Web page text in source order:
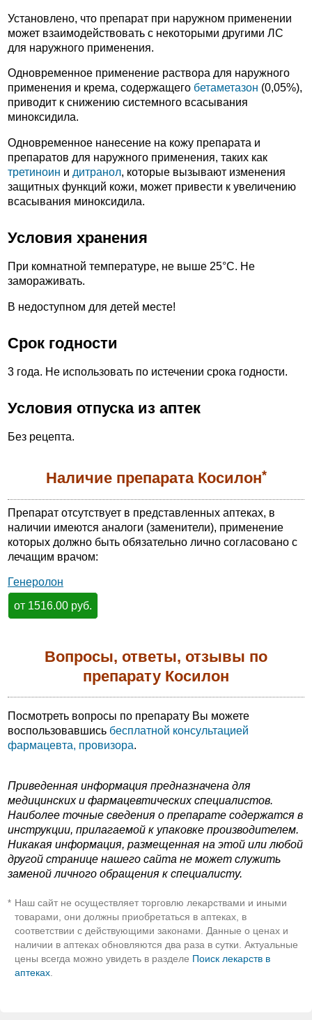
Установлено, что препарат при наружном применении
может взаимодействовать с некоторыми другими ЛС
для наружного применения.
Одновременное применение раствора для наружного
применения и крема, содержащего бетаметазон (0,05%),
приводит к снижению системного всасывания
миноксидила.
Одновременное нанесение на кожу препарата и
препаратов для наружного применения, таких как
третиноин и дитранол, которые вызывают изменения
защитных функций кожи, может привести к увеличению
всасывания миноксидила.
Условия хранения
При комнатной температуре, не выше 25°С. Не
замораживать.
В недоступном для детей месте!
Срок годности
3 года. Не использовать по истечении срока годности.
Условия отпуска из аптек
Без рецепта.
Наличие препарата Косилон*
Препарат отсутствует в представленных аптеках, в
наличии имеются аналоги (заменители), применение
которых должно быть обязательно лично согласовано с
лечащим врачом:
Генеролон
от 1516.00 руб.
Вопросы, ответы, отзывы по
препарату Косилон
Посмотреть вопросы по препарату Вы можете
воспользовавшись бесплатной консультацией
фармацевта, провизора.
Приведенная информация предназначена для
медицинских и фармацевтических специалистов.
Наиболее точные сведения о препарате содержатся в
инструкции, прилагаемой к упаковке производителем.
Никакая информация, размещенная на этой или любой
другой странице нашего сайта не может служить
заменой личного обращения к специалисту.
* Наш сайт не осуществляет торговлю лекарствами и иными
товарами, они должны приобретаться в аптеках, в
соответствии с действующими законами. Данные о ценах и
наличии в аптеках обновляются два раза в сутки. Актуальные
цены всегда можно увидеть в разделе Поиск лекарств в
аптеках